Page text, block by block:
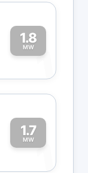
1.8
MW1
1.7
MW1